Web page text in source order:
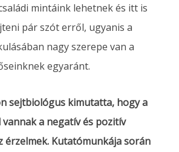
mintáink lehetnek és itt is
pár szót erről, ugyanis a
nagy szerepe van a
egyaránt.
sejtbiológus kimutatta, hogy a
vannak a negatív és pozitív
érzelmek. Kutatómunkája során